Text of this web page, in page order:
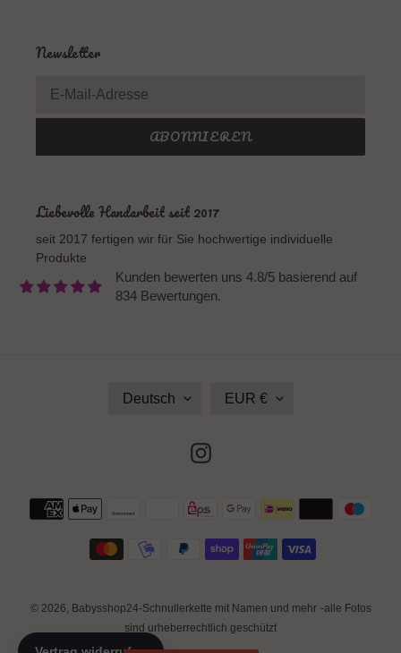
Newsletter
ABONNIEREN
Liebevolle Handarbeit seit 2017
seit 2017 fertigen wir für Sie hochwertige individuelle
Produkte
Kunden bewerten uns 4.8/5 basierend auf
834 Bewertungen.
Deutsch W
R
U
EUR €
Instagram
Zahlungsmethoden
© 2026, Babysshop24-Schnullerkette mit Namen und mehr -alle Fotos
sind urheberrechtlich geschützt